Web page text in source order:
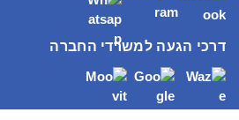
דרכי הגעה למשרדי החברה